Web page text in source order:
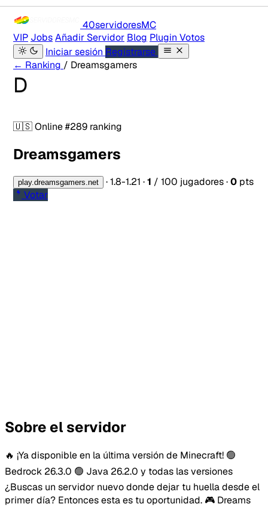
40servidoresMC
VIP JobsAñadir Servidor Blog Plugin Votos
Iniciar sesión Registrarse
← Ranking / Dreamsgamers
D
🇺🇸Online#289 ranking
Dreamsgamers
play.dreamsgamers.net ·1.8-1.21 ·1 / 100 jugadores·0 pts
Votar
Sobre el servidor
🔥 ¡Ya disponible en la última versión de Minecraft! 🟢
Bedrock 26.3.0 🟢 Java 26.2.0 y todas las versiones
¿Buscas un servidor nuevo donde dejar tu huella desde el
primer día? Entonces esta es tu oportunidad. 🎮 Dreams